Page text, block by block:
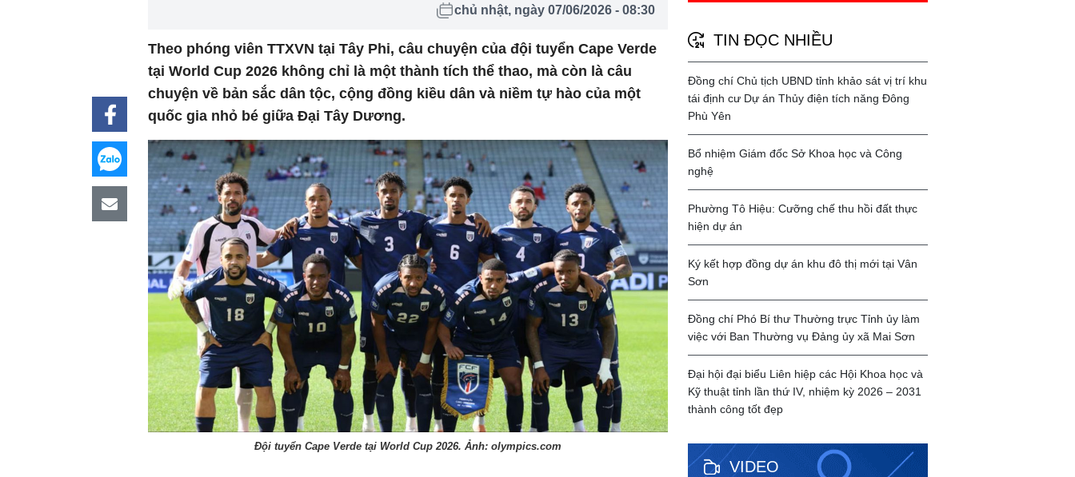
chủ nhật, ngày 07/06/2026 - 08:30
Theo phóng viên TTXVN tại Tây Phi, câu chuyện của đội tuyển Cape Verde
tại World Cup 2026 không chỉ là một thành tích thể thao, mà còn là câu
chuyện về bản sắc dân tộc, cộng đồng kiều dân và niềm tự hào của một
quốc gia nhỏ bé giữa Đại Tây Dương.
Đội tuyển Cape Verde tại World Cup 2026. Ảnh: olympics.com
TIN ĐỌC NHIỀU
Đồng chí Chủ tịch UBND tỉnh khảo sát vị trí khu
tái định cư Dự án Thủy điện tích năng Đông
Phù Yên
Bổ nhiệm Giám đốc Sở Khoa học và Công
nghệ
Phường Tô Hiệu: Cưỡng chế thu hồi đất thực
hiện dự án
Ký kết hợp đồng dự án khu đô thị mới tại Vân
Sơn
Đồng chí Phó Bí thư Thường trực Tỉnh ủy làm
việc với Ban Thường vụ Đảng ủy xã Mai Sơn
Đại hội đại biểu Liên hiệp các Hội Khoa học và
Kỹ thuật tỉnh lần thứ IV, nhiệm kỳ 2026 – 2031
thành công tốt đẹp
VIDEO